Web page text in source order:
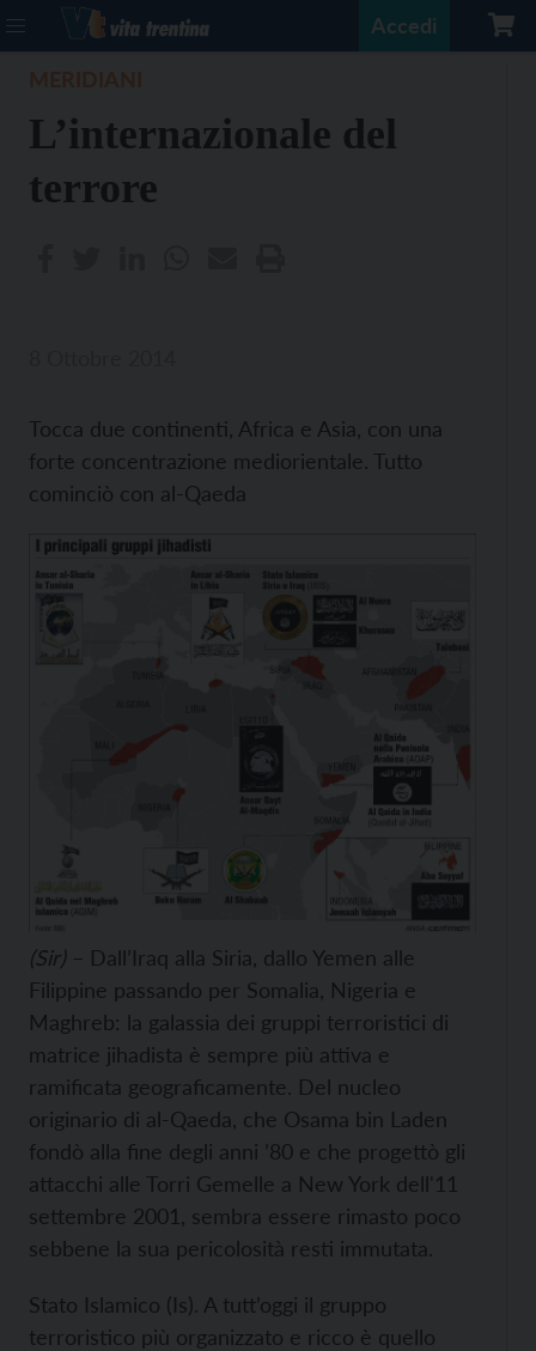
Accedi
L’internazionale del
terrore
Tocca due continenti, Africa e Asia, con una
forte concentrazione mediorientale. Tutto
cominciò con al-Qaeda
(Sir)– Dall’Iraq alla Siria, dallo Yemen alle
Filippine passando per Somalia, Nigeria e
Maghreb: la galassia dei gruppi terroristici di
matrice jihadista è sempre più attiva e
ramificata geograficamente. Del nucleo
originario di al-Qaeda, che Osama bin Laden
fondò alla fine degli anni ’80 e che progettò gli
attacchi alle Torri Gemelle a New York dell'11
settembre 2001, sembra essere rimasto poco
sebbene la sua pericolosità resti immutata.
Stato Islamico (Is). A tutt’oggi il gruppo
terroristico più organizzato e ricco è quello